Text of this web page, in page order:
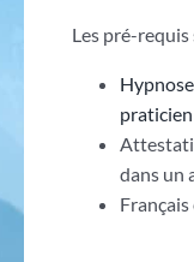
Les pré-
praticien
dans un